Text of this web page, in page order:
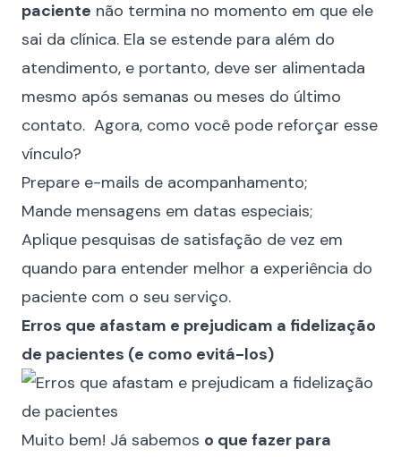
paciente não termina no momento em que ele
sai da clínica. Ela se estende para além do
atendimento, e portanto, deve ser alimentada
mesmo após semanas ou meses do último
contato. Agora, como você pode reforçar esse
vínculo?
Prepare e-mails de acompanhamento;
Mande mensagens em datas especiais;
Aplique pesquisas de satisfação de vez em
quando para entender melhor a experiência do
paciente com o seu serviço.
Erros que afastam e prejudicam a fidelização
de pacientes (e como evitá-los)
Muito bem! Já sabemos o que fazer para